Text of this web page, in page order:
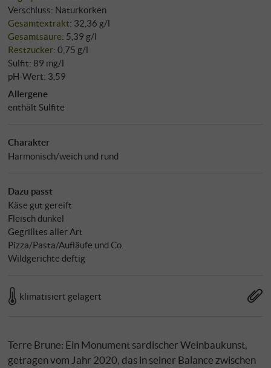
Verschluss: Naturkorken
Gesamtextrakt: 32,36 g/l
Gesamtsäure: 5,39 g/l
Restzucker: 0,75 g/l
Sulfit: 89 mg/l
pH-Wert: 3,59
Allergene
enthält Sulfite
Charakter
Harmonisch/weich und rund
Dazu passt
Käse gut gereift
Fleisch dunkel
Gegrilltes aller Art
Pizza/Pasta/Aufläufe und Co.
Wildgerichte deftig
klimatisiert gelagert
Terre Brune: Ein Monument sardischer Weinbaukunst,
getragen vom Jahr 2020, das in seiner Balance zwischen